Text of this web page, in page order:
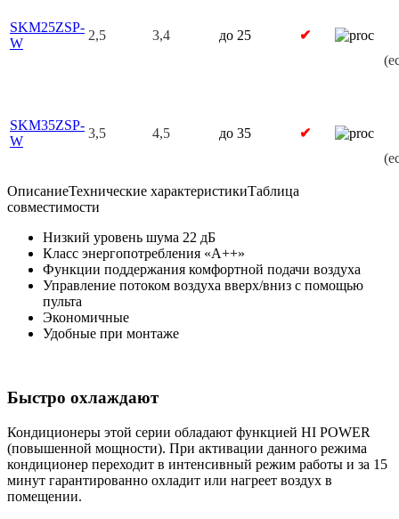
SKM25ZSP-
W
2,5 3,4 до 25
✔
SKM35ZSP-
W
3,5 4,5 до 35
✔
ОписаниеТехнические характеристикиТаблица
совместимости
Низкий уровень шума 22 дБ
Класс энергопотребления «А++»
Функции поддержания комфортной подачи воздуха
Управление потоком воздуха вверх/вниз с помощью
пульта
Экономичные
Удобные при монтаже
Быстро охлаждают
Кондиционеры этой серии обладают функцией HI POWER
(повышенной мощности). При активации данного режима
кондиционер переходит в интенсивный режим работы и за 15
минут гарантированно охладит или нагреет воздух в
помещении.